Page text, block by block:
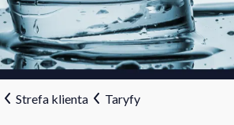
Strefa klienta Taryfy